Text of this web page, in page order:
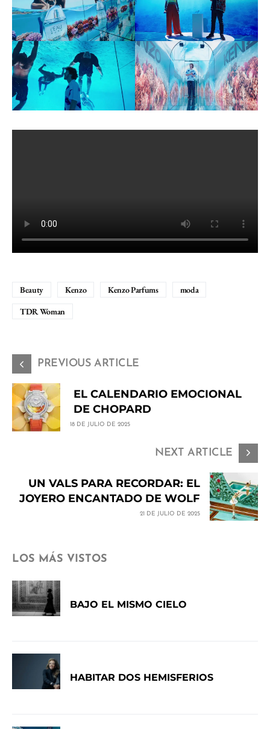
Beauty Kenzo Kenzo Parfums
moda
TDR Woman
PREVIOUS ARTICLE
EL CALENDARIO EMOCIONAL
DE CHOPARD
18 DE JULIO DE 2025
NEXT ARTICLE
UN VALS PARA RECORDAR: EL
JOYERO ENCANTADO DE WOLF
21 DE JULIO DE 2025
LOS MÁS VISTOS
BAJO EL MISMO CIELO
HABITAR DOS HEMISFERIOS